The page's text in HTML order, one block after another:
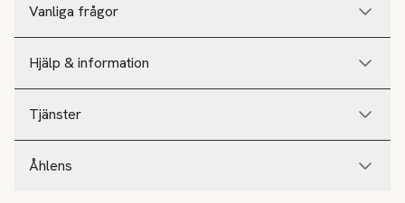
Vanliga frågor
Hjälp & information
Tjänster
Åhlens